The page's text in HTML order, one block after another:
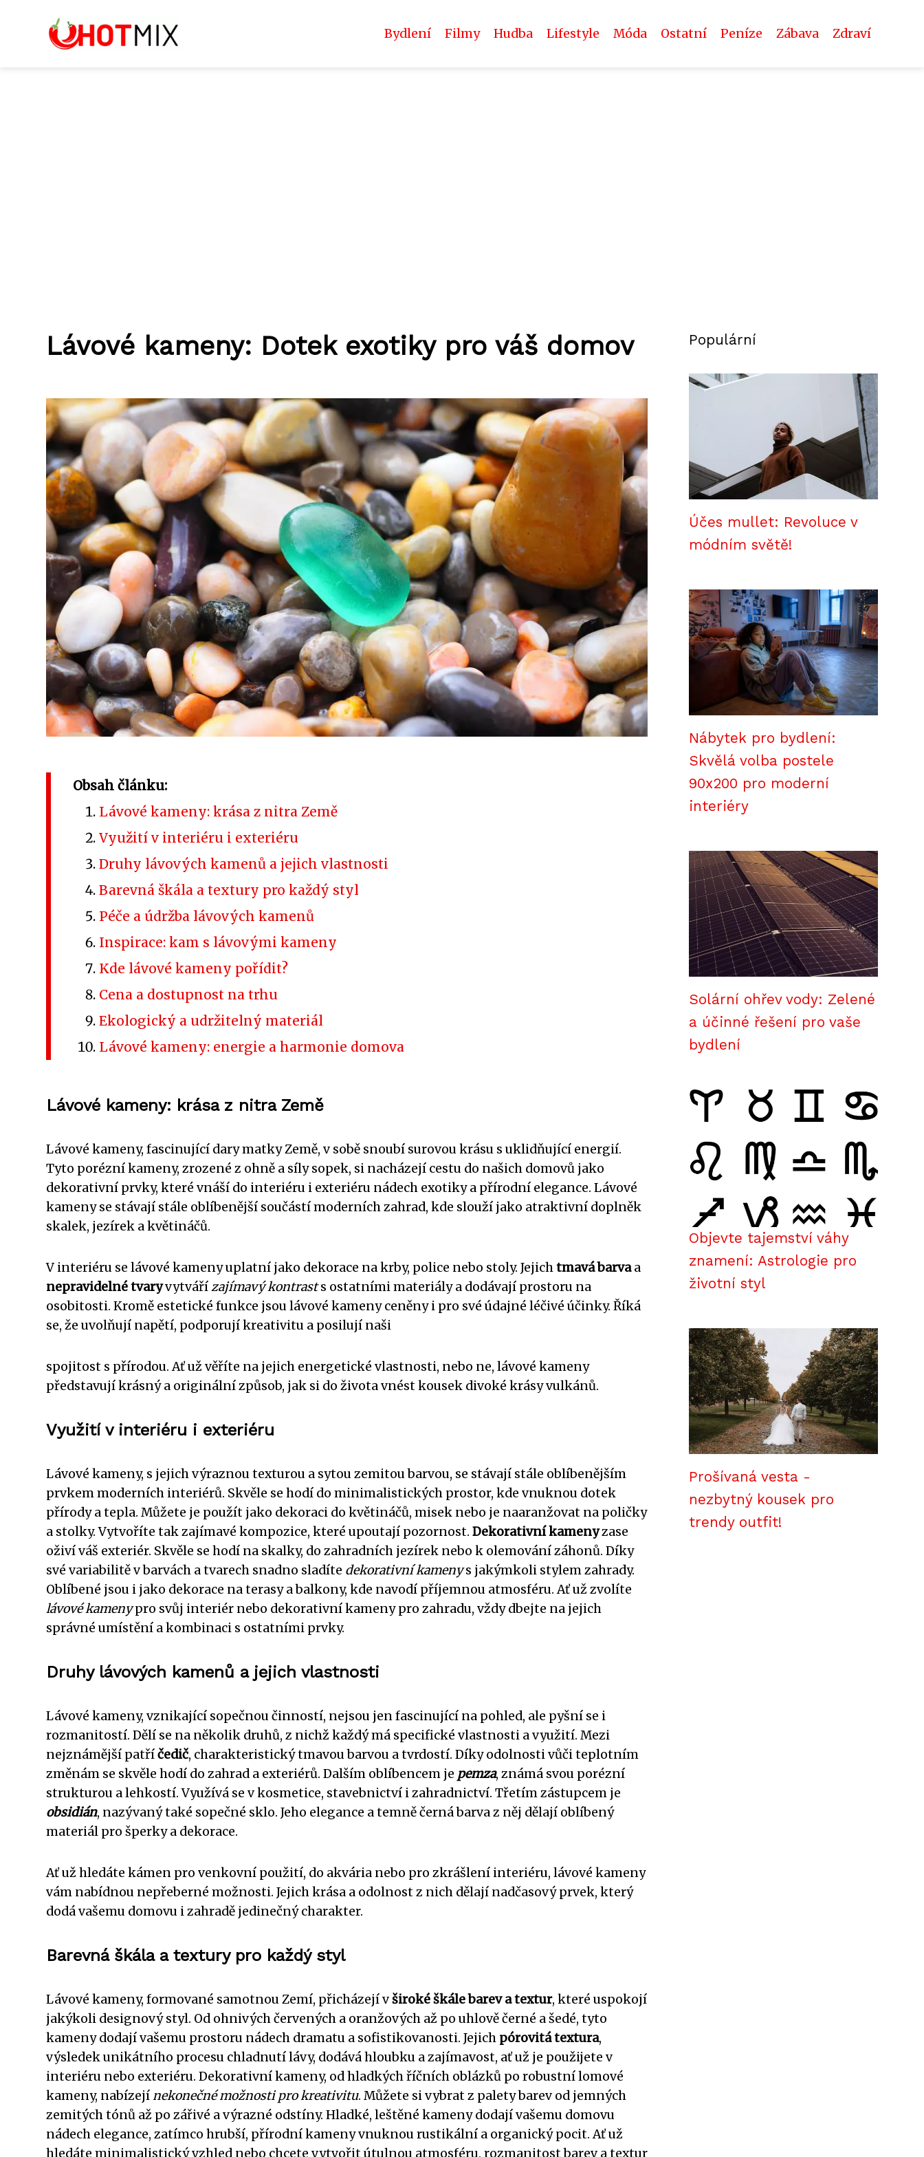
Bydlení Filmy Hudba Lifestyle Móda Ostatní Peníze Zábava Zdraví
Lávové kameny: Dotek exotiky pro váš domov
Obsah článku:
Lávové kameny: krása z nitra Země
Využití v interiéru i exteriéru
Druhy lávových kamenů a jejich vlastnosti
Barevná škála a textury pro každý styl
Péče a údržba lávových kamenů
Inspirace: kam s lávovými kameny
Kde lávové kameny pořídit?
Cena a dostupnost na trhu
Ekologický a udržitelný materiál
Lávové kameny: energie a harmonie domova
Lávové kameny: krása z nitra Země
Lávové kameny, fascinující dary matky Země, v sobě snoubí surovou krásu s uklidňující energií.
Tyto porézní kameny, zrozené z ohně a síly sopek, si nacházejí cestu do našich domovů jako
dekorativní prvky, které vnáší do interiéru i exteriéru nádech exotiky a přírodní elegance. Lávové
kameny se stávají stále oblíbenější součástí moderních zahrad, kde slouží jako atraktivní doplněk
skalek, jezírek a květináčů.
V interiéru se lávové kameny uplatní jako dekorace na krby, police nebo stoly. Jejichtmavá barvaa
nepravidelné tvaryvytvářízajímavý kontrasts ostatními materiály a dodávají prostoru na
osobitosti. Kromě estetické funkce jsou lávové kameny ceněny i pro své údajné léčivé účinky. Říká
se, že uvolňují napětí, podporují kreativitu a posilují naši
spojitost s přírodou. Ať už věříte na jejich energetické vlastnosti, nebo ne, lávové kameny
představují krásný a originální způsob, jak si do života vnést kousek divoké krásy vulkánů.
Využití v interiéru i exteriéru
Lávové kameny, s jejich výraznou texturou a sytou zemitou barvou, se stávají stále oblíbenějším
prvkem moderních interiérů. Skvěle se hodí do minimalistických prostor, kde vnuknou dotek
přírody a tepla. Můžete je použít jako dekoraci do květináčů, misek nebo je naaranžovat na poličky
a stolky. Vytvoříte tak zajímavé kompozice, které upoutají pozornost. Dekorativní kamenyzase
oživí váš exteriér. Skvěle se hodí na skalky, do zahradních jezírek nebo k olemování záhonů. Díky
své variabilitě v barvách a tvarech snadno sladíte dekorativní kamenys jakýmkoli stylem zahrady.
Oblíbené jsou i jako dekorace na terasy a balkony, kde navodí příjemnou atmosféru. Ať už zvolíte
lávové kamenypro svůj interiér nebo dekorativní kameny pro zahradu, vždy dbejte na jejich
správné umístění a kombinaci s ostatními prvky.
Druhy lávových kamenů a jejich vlastnosti
Lávové kameny, vznikající sopečnou činností, nejsou jen fascinující na pohled, ale pyšní se i
rozmanitostí. Dělí se na několik druhů, z nichž každý má specifické vlastnosti a využití. Mezi
nejznámější patříčedič, charakteristický tmavou barvou a tvrdostí. Díky odolnosti vůči teplotním
změnám se skvěle hodí do zahrad a exteriérů. Dalším oblíbencem je pemza, známá svou porézní
strukturou a lehkostí. Využívá se v kosmetice, stavebnictví i zahradnictví. Třetím zástupcem je
obsidián, nazývaný také sopečné sklo. Jeho elegance a temně černá barva z něj dělají oblíbený
materiál pro šperky a dekorace.
Ať už hledáte kámen pro venkovní použití, do akvária nebo pro zkrášlení interiéru, lávové kameny
vám nabídnou nepřeberné možnosti. Jejich krása a odolnost z nich dělají nadčasový prvek, který
dodá vašemu domovu i zahradě jedinečný charakter.
Barevná škála a textury pro každý styl
Lávové kameny, formované samotnou Zemí, přicházejí vširoké škále barev a textur, které uspokojí
jakýkoli designový styl. Od ohnivých červených a oranžových až po uhlově černé a šedé, tyto
kameny dodají vašemu prostoru nádech dramatu a sofistikovanosti. Jejich pórovitá textura,
výsledek unikátního procesu chladnutí lávy, dodává hloubku a zajímavost, ať už je použijete v
interiéru nebo exteriéru. Dekorativní kameny, od hladkých říčních oblázků po robustní lomové
kameny, nabízejínekonečné možnosti pro kreativitu. Můžete si vybrat z palety barev od jemných
zemitých tónů až po zářivé a výrazné odstíny. Hladké, leštěné kameny dodají vašemu domovu
nádech elegance, zatímco hrubší, přírodní kameny vnuknou rustikální a organický pocit. Ať už
hledáte minimalistický vzhled nebo chcete vytvořit útulnou atmosféru, rozmanitost barev a textur
Populární
Účes mullet: Revoluce v
módním světě!
Nábytek pro bydlení:
Skvělá volba postele
90x200 pro moderní
interiéry
Solární ohřev vody: Zelené
a účinné řešení pro vaše
bydlení
Objevte tajemství váhy
znamení: Astrologie pro
životní styl
Prošívaná vesta -
nezbytný kousek pro
trendy outfit!